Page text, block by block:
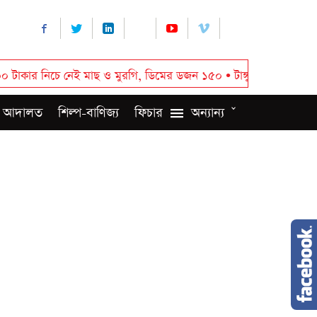
নেই মাছ ও মুরগি, ডিমের ডজন ১৫০•টাঙ্গুয়ার হাওরে পানিতে ডুবে
শিল্প-বাণিজ্য ফিচার অন্যান্য